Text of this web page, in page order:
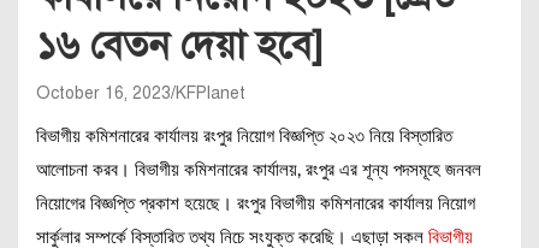
১৬ বেতন দেয়া হবে]
October 16, 2023 KFPlanet
বিভাগীয় কমিশনারের কার্যালয় রংপুর নিয়োগ বিজ্ঞপ্তি ২০২৩ নিয়ে বিস্তারিত
আলোচনা করব। বিভাগীয় কমিশনারের কার্যালয়, রংপুর এর শূন্য পদসমূহে জনবল
নিয়োগের বিজ্ঞপ্তি প্রকাশ হয়েছে। রংপুর বিভাগীয় কমিশনারের কার্যালয় নিয়োগ
সার্কুলার সম্পর্কে বিস্তারিত তথ্য নিচে সংযুক্ত করেছি। এছাড়া সকল বিভাগীয়